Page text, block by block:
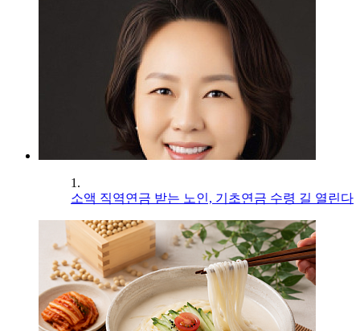
1.
소액 직역연금 받는 노인, 기초연금 수령 길 열린다